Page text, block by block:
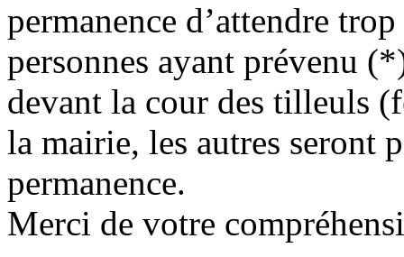
permanence d’attendre
personnes ayant prévenu
devant la cour des tilleuls
la mairie, les autres seront
permanence.
Merci de votre